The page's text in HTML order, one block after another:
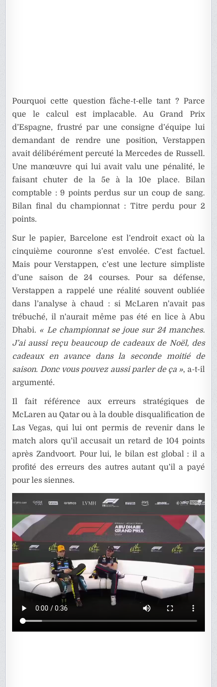
Pourquoi cette question fâche-t-elle tant ? Parce
que le calcul est implacable. Au Grand Prix
d’Espagne, frustré par une consigne d’équipe lui
demandant de rendre une position, Verstappen
avait délibérément percuté la Mercedes de Russell.
Une manœuvre qui lui avait valu une pénalité, le
faisant chuter de la 5e à la 10e place. Bilan
comptable : 9 points perdus sur un coup de sang.
Bilan final du championnat : Titre perdu pour 2
points.
Sur le papier, Barcelone est l’endroit exact où la
cinquième couronne s’est envolée. C’est factuel.
Mais pour Verstappen, c’est une lecture simpliste
d’une saison de 24 courses. Pour sa défense,
Verstappen a rappelé une réalité souvent oubliée
dans l’analyse à chaud : si McLaren n’avait pas
trébuché, il n’aurait même pas été en lice à Abu
Dhabi. « Le championnat se joue sur 24 manches.
J’ai aussi reçu beaucoup de cadeaux de Noël, des
cadeaux en avance dans la seconde moitié de
saison. Donc vous pouvez aussi parler de ça », a-t-il
argumenté.
Il fait référence aux erreurs stratégiques de
McLaren au Qatar ou à la double disqualification de
Las Vegas, qui lui ont permis de revenir dans le
match alors qu’il accusait un retard de 104 points
après Zandvoort. Pour lui, le bilan est global : il a
profité des erreurs des autres autant qu’il a payé
pour les siennes.